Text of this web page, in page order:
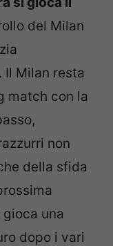
del Milan
Il Milan resta
match con la
non
della sfida
gioca una
dopo i vari